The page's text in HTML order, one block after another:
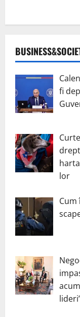
fi
lor
Cum